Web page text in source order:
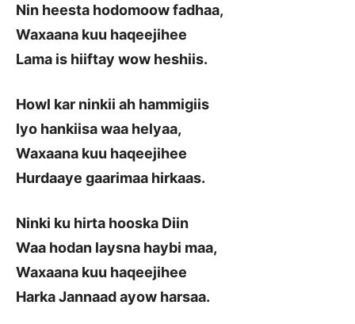
Nin heesta hodomoow fadhaa,
Waxaana kuu haqeejihee
Lama is hiiftay wow heshiis.
Howl kar ninkii ah hammigiis
Iyo hankiisa waa helyaa,
Waxaana kuu haqeejihee
Hurdaaye gaarimaa hirkaas.
Ninki ku hirta hooska Diin
Waa hodan laysna haybi maa,
Waxaana kuu haqeejihee
Harka Jannaad ayow harsaa.